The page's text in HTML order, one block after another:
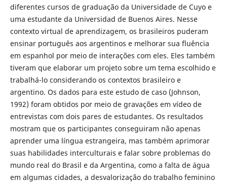
diferentes cursos de graduação da Universidade de Cuyo e
uma estudante da Universidad de Buenos Aires. Nesse
contexto virtual de aprendizagem, os brasileiros puderam
ensinar português aos argentinos e melhorar sua fluência
em espanhol por meio de interações com eles. Eles também
tiveram que elaborar um projeto sobre um tema escolhido e
trabalhá-lo considerando os contextos brasileiro e
argentino. Os dados para este estudo de caso (Johnson,
1992) foram obtidos por meio de gravações em vídeo de
entrevistas com dois pares de estudantes. Os resultados
mostram que os participantes conseguiram não apenas
aprender uma língua estrangeira, mas também aprimorar
suas habilidades interculturais e falar sobre problemas do
mundo real do Brasil e da Argentina, como a falta de água
em algumas cidades, a desvalorização do trabalho feminino